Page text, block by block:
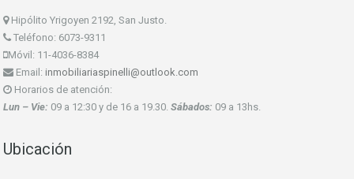
Hipólito Yrigoyen 2192, San Justo.
Teléfono: 6073-9311
Móvil: 11-4036-8384
Email: inmobiliariaspinelli@outlook.com
Horarios de atención:
Lun – Vie: 09 a 12:30 y de 16 a 19.30. Sábados: 09 a 13hs.
Ubicación